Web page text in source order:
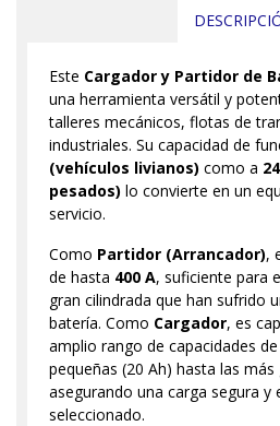
Este Cargador y Partidor de
una herramienta versátil y
talleres mecánicos, flotas de
industriales. Su capacidad de
(vehículos livianos) como a
pesados) lo convierte en un
servicio.
Como Partidor (Arrancador),
de hasta 400 A, suficiente para
gran cilindrada que han sufrido
batería. Como Cargador, es
amplio rango de capacidades
pequeñas (20 Ah) hasta las más
asegurando una carga segura y
seleccionado.